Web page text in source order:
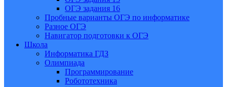
ОГЭ задания 16
Пробные варианты ОГЭ по информатике
Разное ОГЭ
Навигатор подготовки к ОГЭ
Школа
Информатика ГДЗ
Олимпиада
Программирование
Робототехника